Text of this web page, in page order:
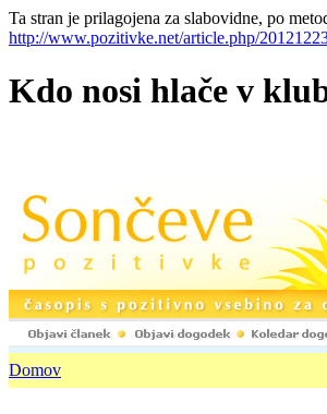
Ta stran je prilagojena za slabovidne, po
http://www.pozitivke.net/article.php/
Kdo nosi hlače v
Domov